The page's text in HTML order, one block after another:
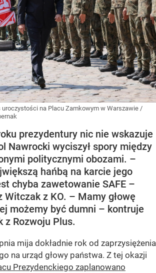
uroczystości na Placu Zamkowym w Warszawie /
prezydentury nic nie wskazuje
Nawrocki wyciszył spory między
politycznymi obozami. –
hańbą na karcie jego
chyba zawetowanie SAFE –
z KO. – Mamy głowę
możemy być dumni – kontruje
z Rozwoju Plus.
mija dokładnie rok od zaprzysiężenia
na urząd głowy państwa. Z tej okazji
Prezydenckiego zaplanowano